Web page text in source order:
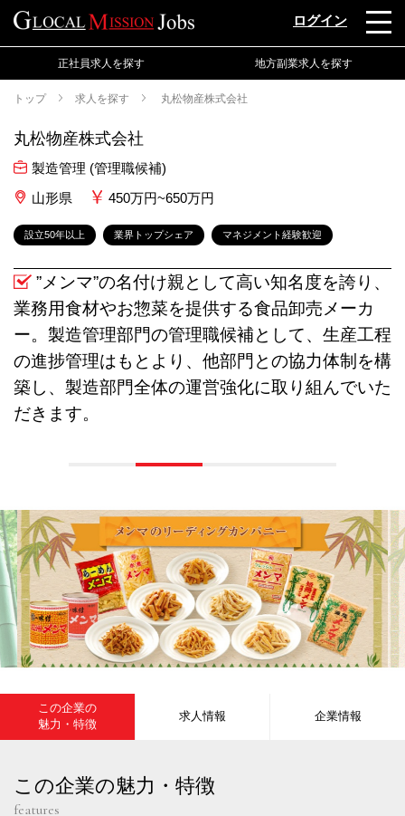
ログイン
正社員求人を探す 地方副業求人を探す
トップ 求人を探す 丸松物産株式会社
丸松物産株式会社
製造管理 (管理職候補)
山形県
450万円~650万円
設立50年以上 業界トップシェア マネジメント経験歓迎
”メンマ”の名付け親として高い知名度を誇り、
業務用食材やお惣菜を提供する食品卸売メーカ
ー。製造管理部門の管理職候補として、生産工程
の進捗管理はもとより、他部門との協力体制を構
築し、製造部門全体の運営強化に取り組んでいた
だきます。
この企業の
魅力・特徴
求人情報 企業情報
この企業の魅力・特徴
features